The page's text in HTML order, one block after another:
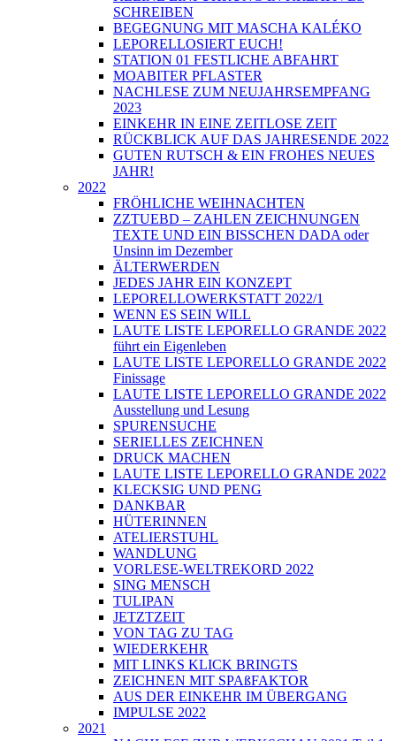
SCHREIBEN
BEGEGNUNG MIT MASCHA KALÉKO
LEPORELLOSIERT EUCH!
STATION 01 FESTLICHE ABFAHRT
MOABITER PFLASTER
NACHLESE ZUM NEUJAHRSEMPFANG
2023
EINKEHR IN EINE ZEITLOSE ZEIT
RÜCKBLICK AUF DAS JAHRESENDE 2022
GUTEN RUTSCH & EIN FROHES NEUES
JAHR!
2022
FRÖHLICHE WEIHNACHTEN
ZZTUEBD – ZAHLEN ZEICHNUNGEN
TEXTE UND EIN BISSCHEN DADA oder
Unsinn im Dezember
ÄLTERWERDEN
JEDES JAHR EIN KONZEPT
LEPORELLOWERKSTATT 2022/1
WENN ES SEIN WILL
LAUTE LISTE LEPORELLO GRANDE 2022
führt ein Eigenleben
LAUTE LISTE LEPORELLO GRANDE 2022
Finissage
LAUTE LISTE LEPORELLO GRANDE 2022
Ausstellung und Lesung
SPURENSUCHE
SERIELLES ZEICHNEN
DRUCK MACHEN
LAUTE LISTE LEPORELLO GRANDE 2022
KLECKSIG UND PENG
DANKBAR
HÜTERINNEN
ATELIERSTUHL
WANDLUNG
VORLESE-WELTREKORD 2022
SING MENSCH
TULIPAN
JETZTZEIT
VON TAG ZU TAG
WIEDERKEHR
MIT LINKS KLICK BRINGTS
ZEICHNEN MIT SPAßFAKTOR
AUS DER EINKEHR IM ÜBERGANG
IMPULSE 2022
2021